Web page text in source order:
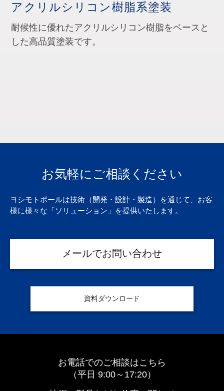
アクリルシリコン樹脂系塗装
耐候性に優れたアクリルシリコン樹脂をベースと
した高品質塗装です。
お気軽にご相談ください
ヨシモトポールは技術（開発・設計・製造）を通じて、 お客
様に様々な「ソリューション」を提供いたします。
メールでお問い合わせ
資料ダウンロード
お電話でのご相談はこちら
（平日 9:00～17:20）